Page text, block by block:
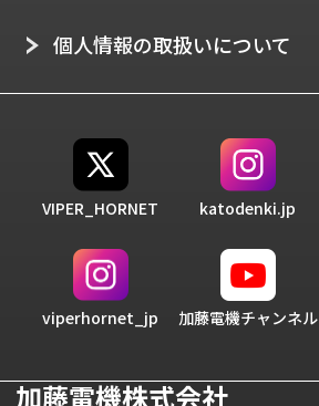
個人情報の取扱いについて
VIPER_HORNET katodenki.jp
viperhornet_jp 加藤電機チャンネル
加藤電機株式会社